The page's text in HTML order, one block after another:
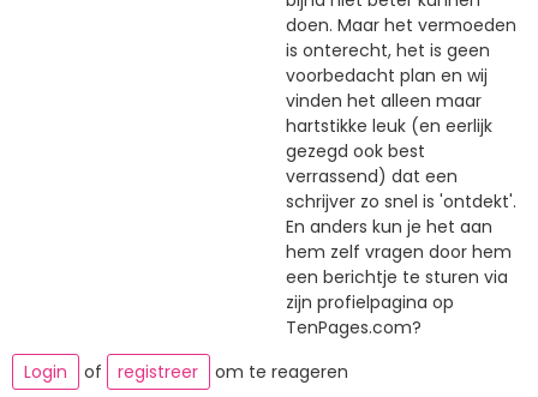
doen. Maar het vermoeden
is onterecht, het is geen
voorbedacht plan en wij
vinden het alleen maar
hartstikke leuk (en eerlijk
gezegd ook best
verrassend) dat een
schrijver zo snel is 'ontdekt'.
En anders kun je het aan
hem zelf vragen door hem
een berichtje te sturen via
zijn profielpagina op
TenPages.com?
Login
of registreer om te reageren